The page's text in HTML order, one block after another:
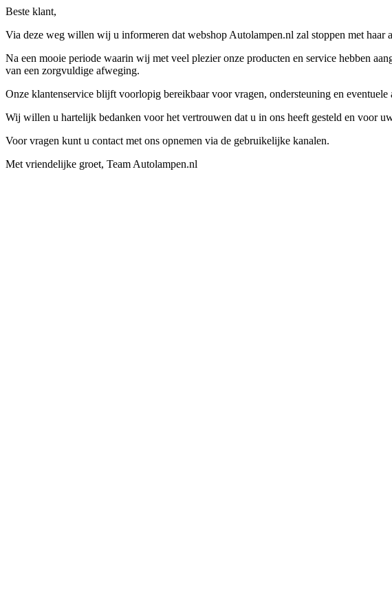
Beste klant,
Via deze weg willen wij u informeren dat webshop Autolampen.nl zal stoppen met haar
Na een mooie periode waarin wij met veel plezier onze producten en service hebben
van een zorgvuldige afweging.
Onze klantenservice blijft voorlopig bereikbaar voor vragen, ondersteuning en
Wij willen u hartelijk bedanken voor het vertrouwen dat u in ons heeft gesteld en voor
Voor vragen kunt u contact met ons opnemen via de gebruikelijke kanalen.
Met vriendelijke groet, Team Autolampen.nl